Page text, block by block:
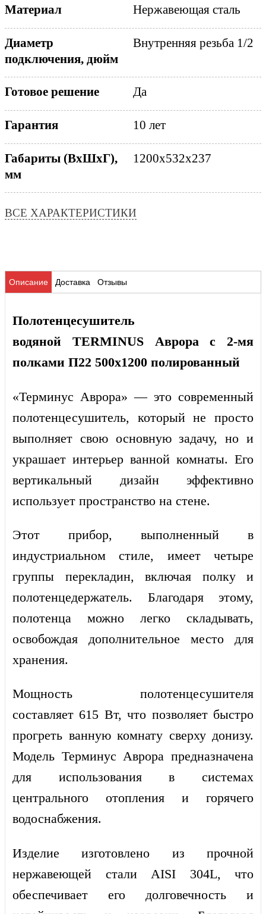
Материал Нержавеющая сталь
Диаметр
подключения, дюйм
Внутренняя резьба 1/2
Готовое решение Да
Гарантия 10 лет
Габариты (ВхШхГ),
мм
1200x532x237
ВСЕ ХАРАКТЕРИСТИКИ
Описание Доставка Отзывы
Полотенцесушитель
водяной TERMINUS Аврора с 2-мя
полками П22 500х1200 полированный
«Терминус Аврора» — это современный
полотенцесушитель, который не просто
выполняет свою основную задачу, но и
украшает интерьер ванной комнаты. Его
вертикальный дизайн эффективно
использует пространство на стене.
Этот прибор, выполненный в
индустриальном стиле, имеет четыре
группы перекладин, включая полку и
полотенцедержатель. Благодаря этому,
полотенца можно легко складывать,
освобождая дополнительное место для
хранения.
Мощность полотенцесушителя
составляет 615 Вт, что позволяет быстро
прогреть ванную комнату сверху донизу.
Модель Терминус Аврора предназначена
для использования в системах
центрального отопления и горячего
водоснабжения.
Изделие изготовлено из прочной
нержавеющей стали AISI 304L, что
обеспечивает его долговечность и